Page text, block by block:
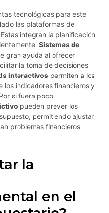
tecnológicas para este
las plataformas de
integran la planificación
Sistemas de
gran ayuda al ofrecer
la toma de decisiones
interactivos permiten a los
los indicadores financieros y
si fuera poco,
pueden prever los
permitiendo ajustar
problemas financieros
la
en el